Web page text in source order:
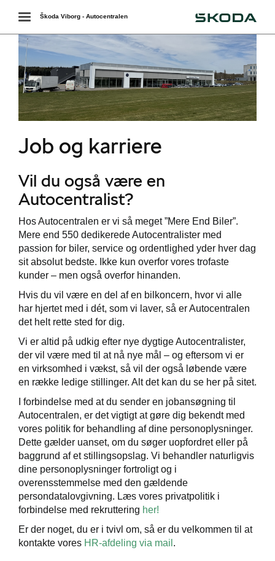
Toggle
navigation
Škoda Viborg - Autocentralen
Job og karriere
Vil du også være en
Autocentralist?
Hos Autocentralen er vi så meget ”Mere End Biler”.
Mere end 550 dedikerede Autocentralister med
passion for biler, service og ordentlighed yder hver dag
sit absolut bedste. Ikke kun overfor vores trofaste
kunder – men også overfor hinanden.
Hvis du vil være en del af en bilkoncern, hvor vi alle
har hjertet med i dét, som vi laver, så er Autocentralen
det helt rette sted for dig.
Vi er altid på udkig efter nye dygtige Autocentralister,
der vil være med til at nå nye mål – og eftersom vi er
en virksomhed i vækst, så vil der også løbende være
en række ledige stillinger. Alt det kan du se her på sitet.
I forbindelse med at du sender en jobansøgning til
Autocentralen, er det vigtigt at gøre dig bekendt med
vores politik for behandling af dine personoplysninger.
Dette gælder uanset, om du søger uopfordret eller på
baggrund af et stillingsopslag. Vi behandler naturligvis
dine personoplysninger fortroligt og i
overensstemmelse med den gældende
persondatalovgivning. Læs vores privatpolitik i
forbindelse med rekruttering her!
Er der noget, du er i tvivl om, så er du velkommen til at
kontakte vores HR-afdeling via mail .